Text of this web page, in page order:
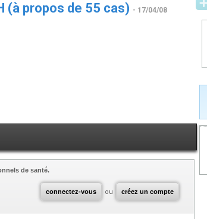
(à propos de 55 cas) - 17/04/08
connectez-vous ou créez un compte
de santé.